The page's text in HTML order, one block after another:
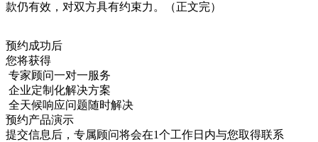
款仍有效，对双方具有约束力。（正文完）
预约成功后
您将获得
专家顾问一对一服务
企业定制化解决方案
全天候响应问题随时解决
预约产品演示
提交信息后，专属顾问将会在1个工作日内与您取得联系